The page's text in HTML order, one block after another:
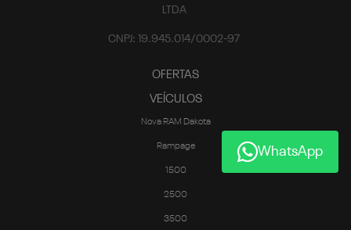
LTDA
CNPJ: 19.945.014/0002-97
OFERTAS
VEÍCULOS
Nova RAM Dakota
Rampage
1500
2500
3500
WhatsApp